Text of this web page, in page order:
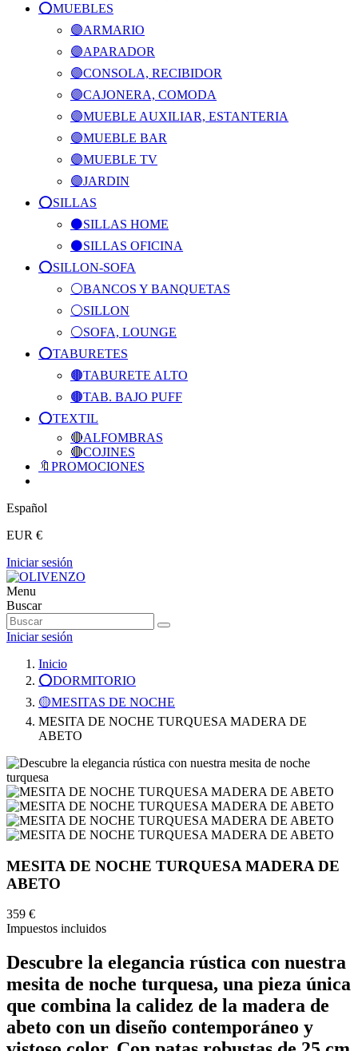
⭕️MUEBLES
🟣ARMARIO
🟣APARADOR
🟣CONSOLA, RECIBIDOR
🟣CAJONERA, COMODA
🟣MUEBLE AUXILIAR, ESTANTERIA
🟣MUEBLE BAR
🟣MUEBLE TV
🟣JARDIN
⭕️SILLAS
⚫SILLAS HOME
⚫SILLAS OFICINA
⭕️SILLON-SOFA
⚪BANCOS Y BANQUETAS
⚪SILLON
⚪SOFA, LOUNGE
⭕️TABURETES
🟤TABURETE ALTO
🟤TAB. BAJO PUFF
⭕️TEXTIL
🔴ALFOMBRAS
🔴COJINES
🔖PROMOCIONES
Español
EUR €
Iniciar sesión
Menu
Buscar
Iniciar sesión
Inicio
⭕️DORMITORIO
🟡MESITAS DE NOCHE
MESITA DE NOCHE TURQUESA MADERA DE
ABETO
MESITA DE NOCHE TURQUESA MADERA DE
ABETO
359 €
Impuestos incluidos
Descubre la elegancia rústica con nuestra
mesita de noche turquesa, una pieza única
que combina la calidez de la madera de
abeto con un diseño contemporáneo y